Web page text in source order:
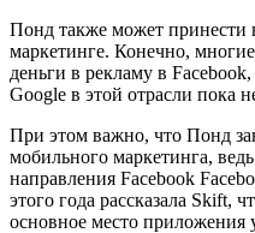
Понд также может принести
маркетинге. Конечно,
деньги в рекламу в
Google в этой отрасли пока
При этом важно, что Понд
мобильного маркетинга,
направления Facebook
этого года рассказала Skift,
основное место приложения